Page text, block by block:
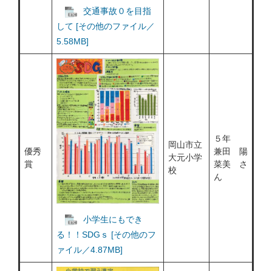
交通事故０を目指
して [その他のファイル／
5.58MB]
優秀
賞
小学生にもでき
る！！SDGｓ [その他のフ
ァイル／4.87MB]
岡山市立
大元小学
校
５年
兼田 陽
菜美 さ
ん